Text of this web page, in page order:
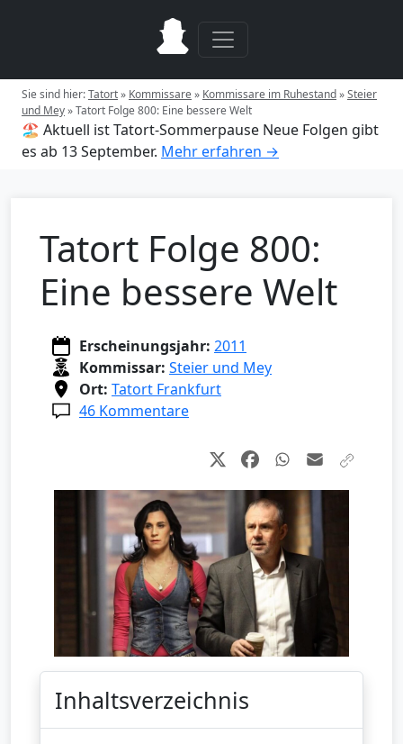
Sie sind hier:Tatort» Kommissare» Kommissare im Ruhestand»Steier
und Mey»Tatort Folge 800: Eine bessere Welt
🏖️ Aktuell ist Tatort-Sommerpause Neue Folgen gibt
es ab 13 September. Mehr erfahren →
Tatort Folge 800:
Eine bessere Welt
Erscheinungsjahr: 2011
Kommissar: Steier und Mey
Ort: Tatort Frankfurt
46 Kommentare
Inhaltsverzeichnis